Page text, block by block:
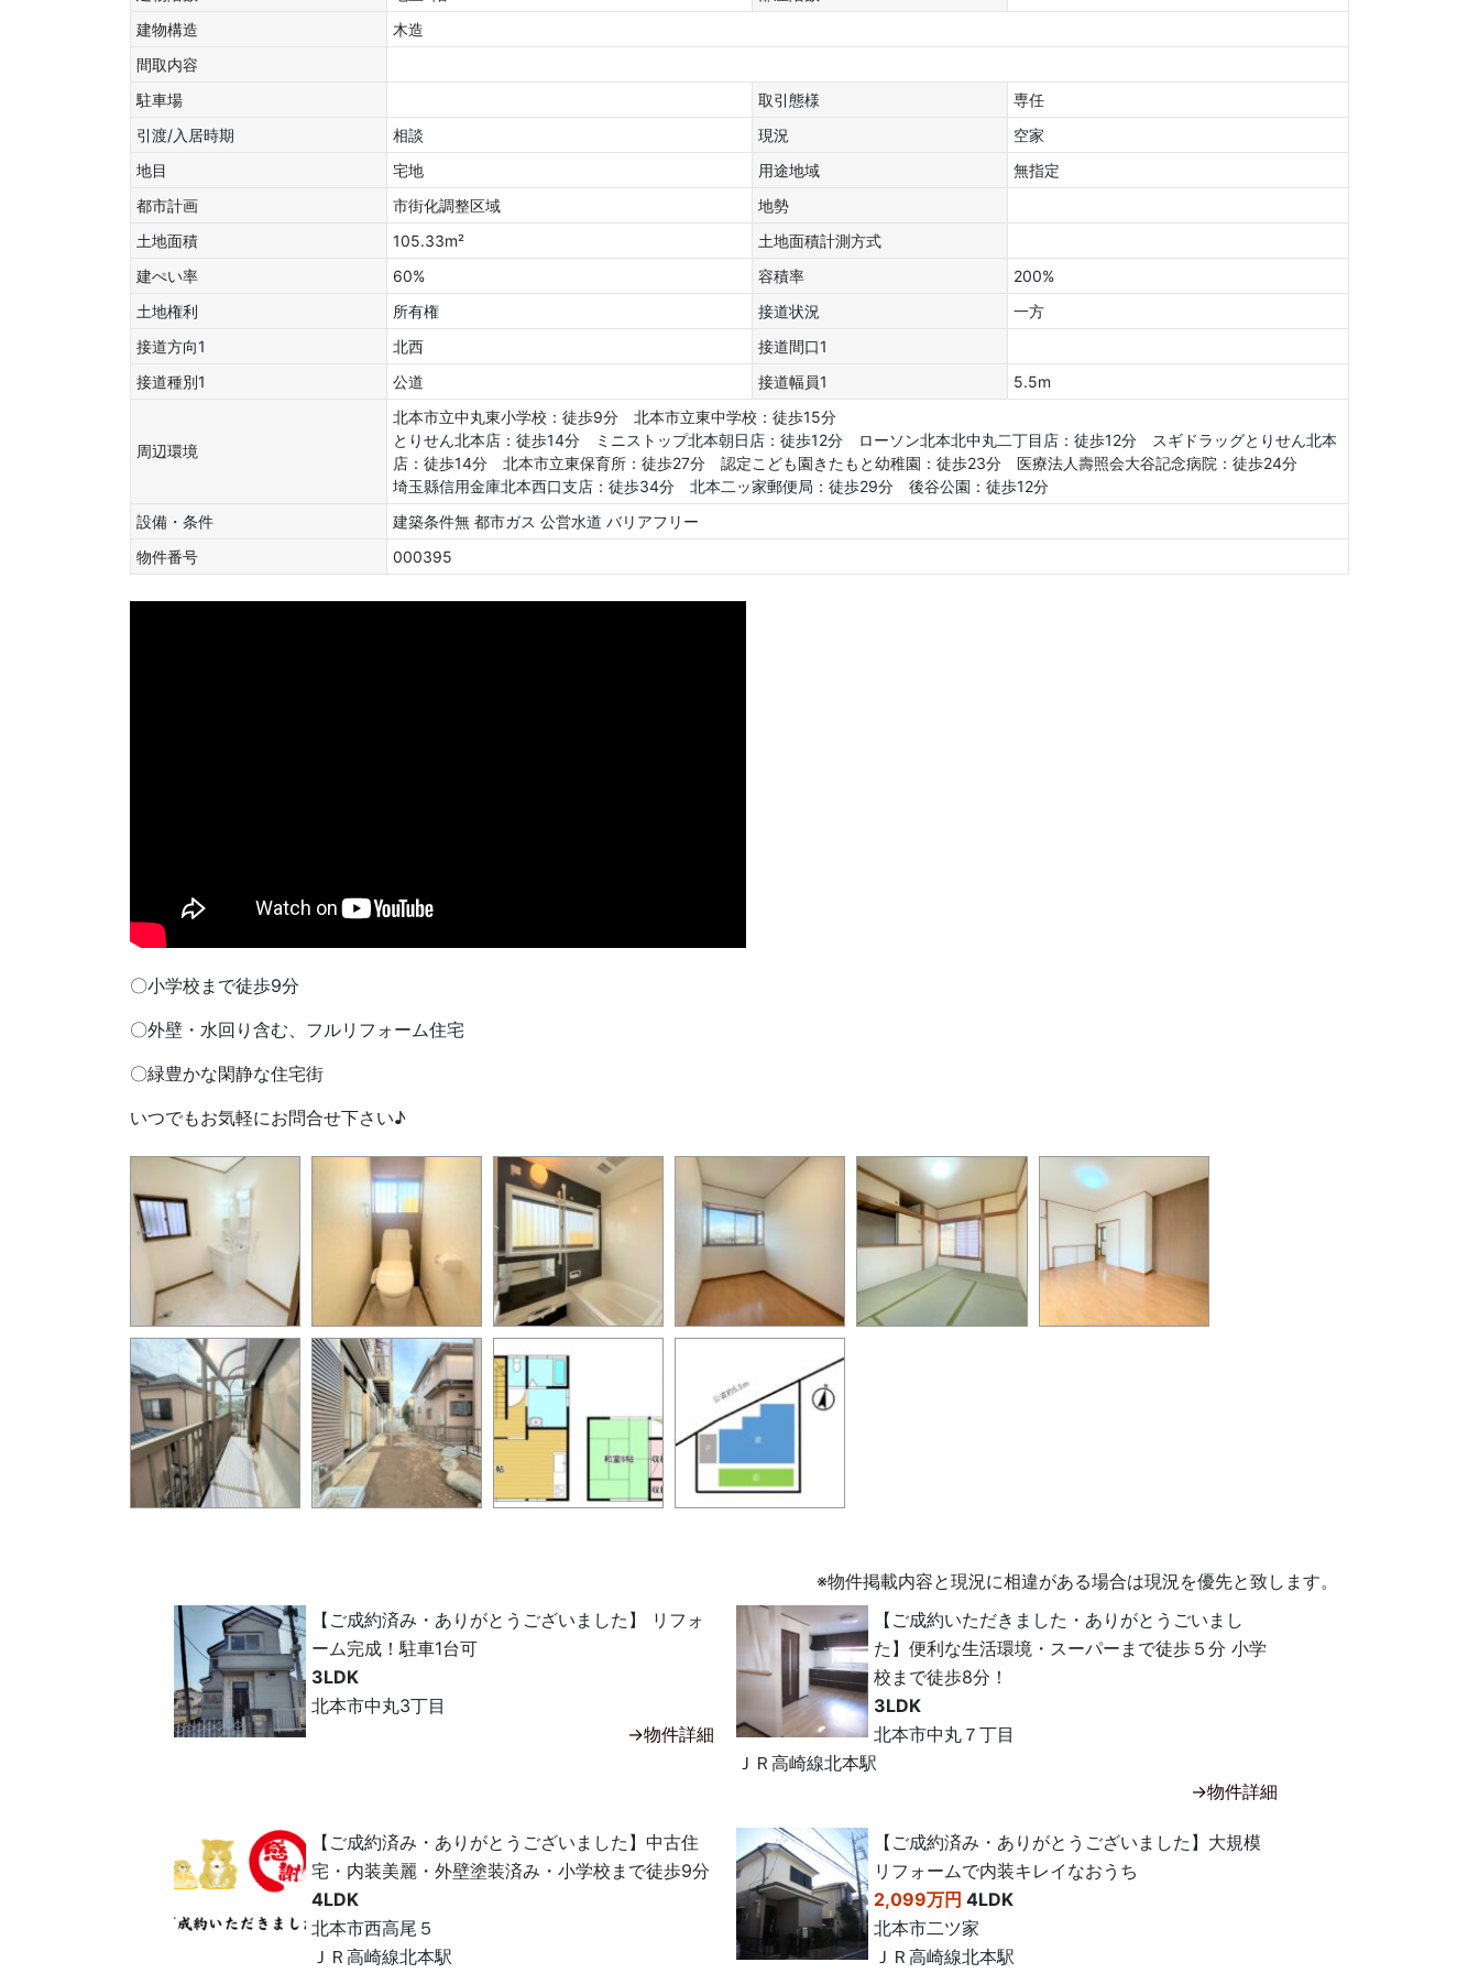
建物構造
木造
間取内容
駐車場
取引態様
専任
引渡/入居時期
相談 現況
空家
地目
宅地 用途地域
無指定
都市計画
市街化調整区域
地勢
土地面積
105.33m²
土地面積計測方式
建ぺい率
60% 容積率
200%
土地権利
所有権 接道状況
一方
接道方向1
北西
接道間口1
接道種別1
公道 接道幅員1 5.5m
周辺環境
北本市立中丸東小学校：徒歩9分 北本市立東中学校：徒歩15分
とりせん北本店：徒歩14分 ミニストップ北本朝日店：徒歩12分 ローソン北本北中丸二丁目店：徒歩12分 スギドラッグとりせん北本
店：徒歩14分 北本市立東保育所：徒歩27分 認定こども園きたもと幼稚園：徒歩23分 医療法人壽照会大谷記念病院：徒歩24分
埼玉縣信用金庫北本西口支店：徒歩34分 北本二ッ家郵便局：徒歩29分 後谷公園：徒歩12分
設備・条件
建築条件無 都市ガス 公営水道 バリアフリー
物件番号
000395
〇小学校まで徒歩9分
〇外壁・水回り含む、フルリフォーム住宅
〇緑豊かな閑静な住宅街
いつでもお気軽にお問合せ下さい♪
※物件掲載内容と現況に相違がある場合は現況を優先と致します。
【ご成約済み・ありがとうございました】 リフォ
ーム完成！駐車1台可
3LDK
北本市中丸3丁目
→物件詳細
【ご成約いただきました・ありがとうごいまし
た】便利な生活環境・スーパーまで徒歩５分 小学
校まで徒歩8分！
3LDK
北本市中丸７丁目
ＪＲ高崎線北本駅
→物件詳細
【ご成約済み・ありがとうございました】中古住
宅・内装美麗・外壁塗装済み・小学校まで徒歩9分
4LDK
北本市西高尾５
ＪＲ高崎線北本駅
【ご成約済み・ありがとうございました】大規模
リフォームで内装キレイなおうち
2,099万円4LDK
北本市二ツ家
ＪＲ高崎線北本駅